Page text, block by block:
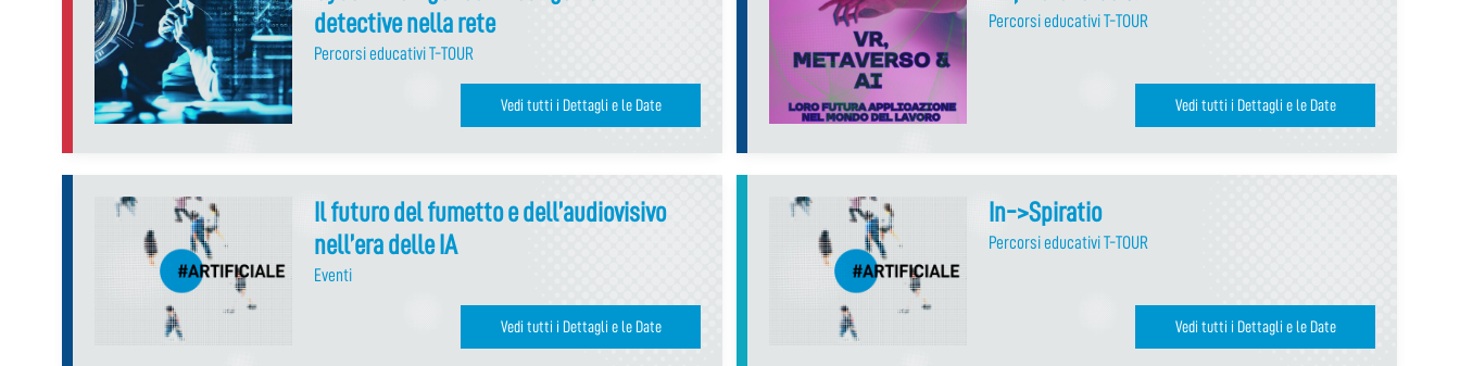
detective nella rete
Percorsi educativi T-TOUR
Vedi tutti i Dettagli e le Date
Percorsi educativi T-TOUR
Vedi tutti i Dettagli e le Date
Il futuro del fumetto e dell’audiovisivo
nell’era delle IA
Eventi
Vedi tutti i Dettagli e le Date
In->Spiratio
Percorsi educativi T-TOUR
Vedi tutti i Dettagli e le Date